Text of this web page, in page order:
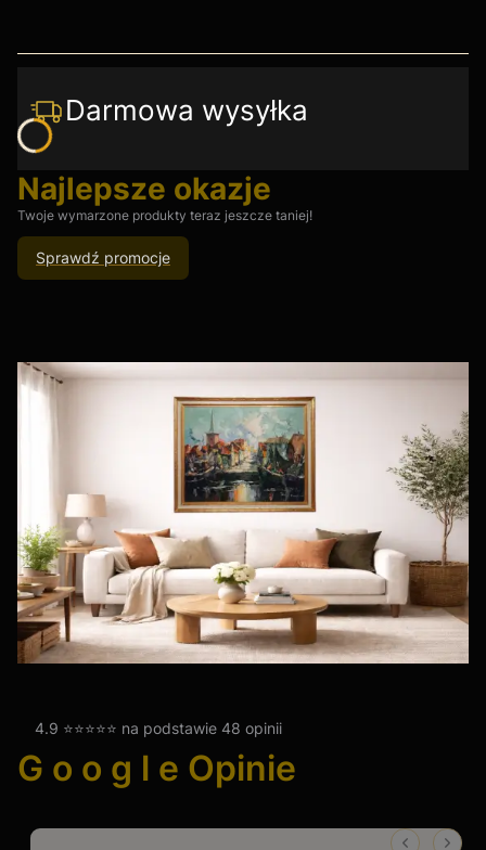
Darmowa wysyłka
Najlepsze okazje
Twoje wymarzone produkty teraz jeszcze taniej!
Sprawdź promocje
4.9 ⭐⭐⭐⭐⭐ na podstawie 48 opinii
G o o g l e Opinie